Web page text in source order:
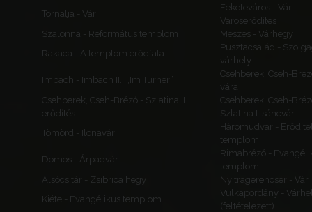
Tornalja - Vár
Feketeváros - Vár -
Városerődítés
Szalonna - Református templom
Meszes - Várhegy
Rakaca - A templom erődfala
Pusztacsalád -
várhely
Imbach - Imbach II., „Im Turner”
Csehberek, Cseh-
vára
Csehberek, Cseh-Brézó - Szlatina II.
erődítés
Csehberek, Cseh-
Szlatina I. sáncvár
Tömörd - Ilonavár
Háromudvar -
templom
Dömös - Árpádvár
Rimabrézó -
templom
Alsócsitár - Zsibrica hegy
Nyitragerencsér - Vár
Kiéte - Evangélikus templom
Vulkapordány -
(feltételezett)